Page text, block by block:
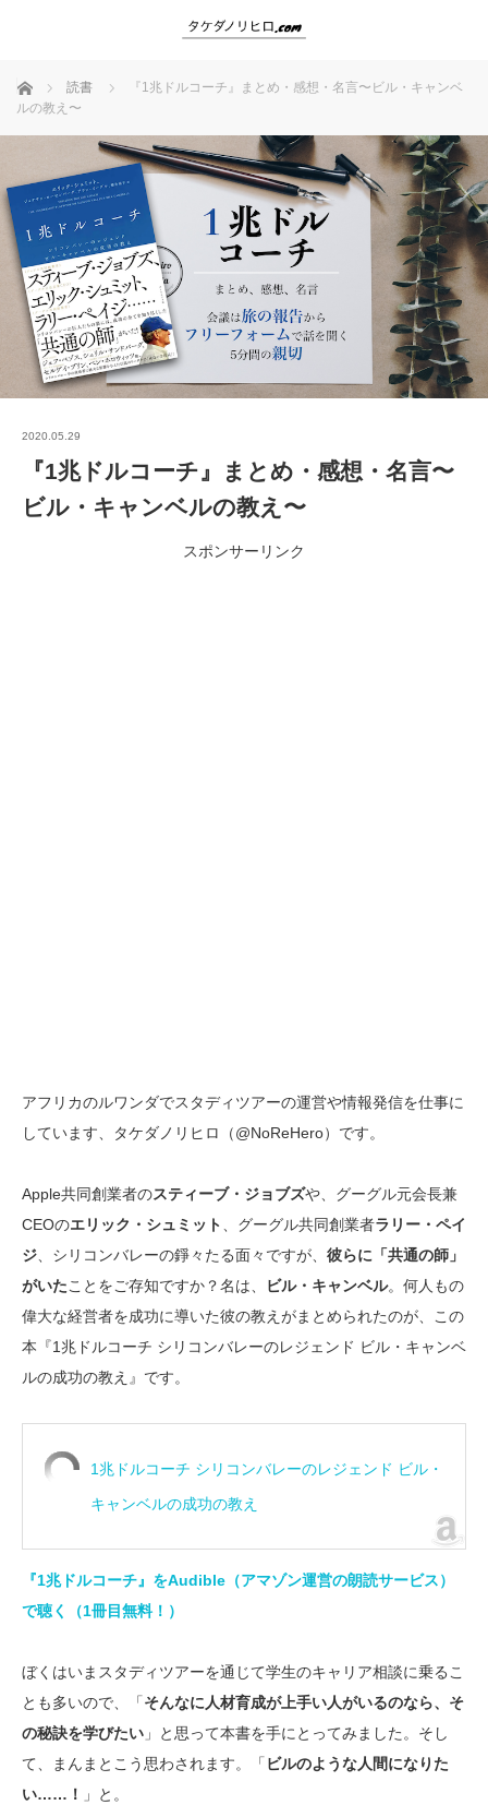
ホーム 読書
『1兆ドルコーチ』まとめ・感想・名言〜ビル・キャンベ
ルの教え〜
2020.05.29
『1兆ドルコーチ』まとめ・感想・名言〜
ビル・キャンベルの教え〜
スポンサーリンク
アフリカのルワンダでスタディツアーの運営や情報発信を仕事に
しています、タケダノリヒロ（@NoReHero）です。
Apple共同創業者のスティーブ・ジョブズや、グーグル元会長兼
CEOのエリック・シュミット 、グーグル共同創業者ラリー・ペイ
ジ 、シリコンバレーの錚々たる面々ですが、 彼らに「共通の師」
がいたことをご存知ですか？名は、 ビル・キャンベル。何人もの
偉大な経営者を成功に導いた彼の教えがまとめられたのが、この
本『1兆ドルコーチ シリコンバレーのレジェンド ビル・キャンベ
ルの成功の教え』です。
1兆ドルコーチ シリコンバレーのレジェンド ビル・
キャンベルの成功の教え
『1兆ドルコーチ』をAudible（アマゾン運営の朗読サービス）
で聴く（1冊目無料！）
ぼくはいまスタディツアーを通じて学生のキャリア相談に乗るこ
とも多いので、「そんなに人材育成が上手い人がいるのなら、そ
の秘訣を学びたい 」と思って本書を手にとってみました。そし
て、まんまとこう思わされます。「 ビルのような人間になりた
い……！
」と。